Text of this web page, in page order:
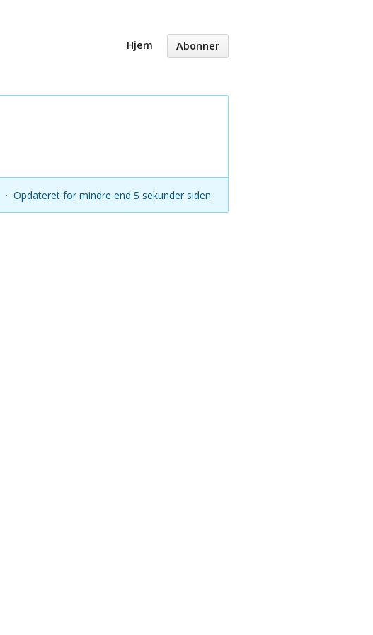
Hjem Abonner
· Opdateret for mindre end 5 sekunder siden